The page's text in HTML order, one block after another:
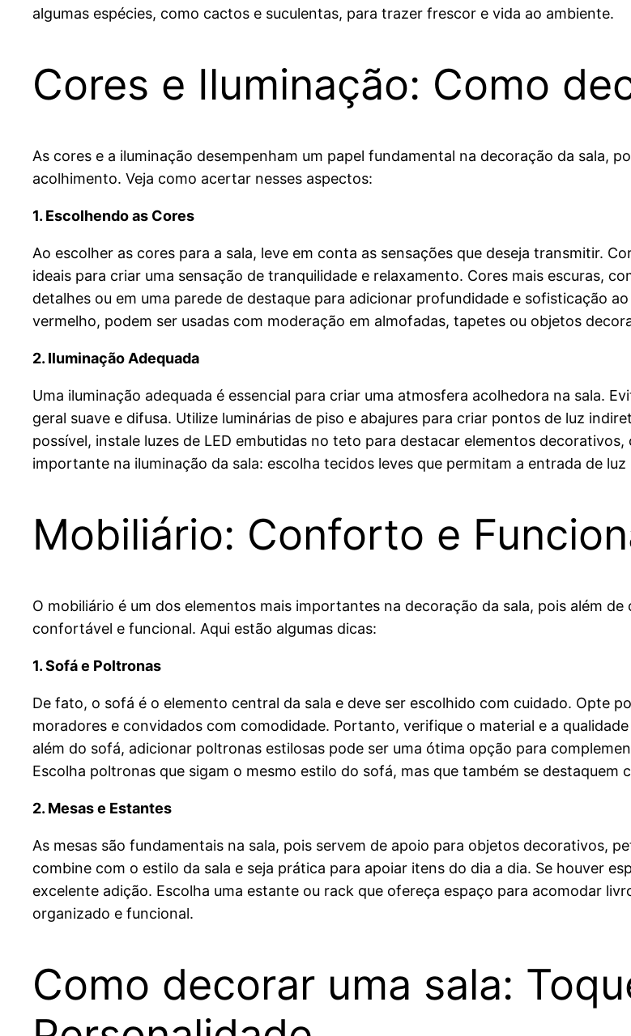
algumas espécies, como cactos e suculentas, para trazer frescor e vida ao ambiente.
Cores e Iluminação: Como
As cores e a iluminação desempenham um papel fundamental na decoração da sala,
acolhimento. Veja como acertar nesses aspectos:
1. Escolhendo as Cores
Ao escolher as cores para a sala, leve em conta as sensações que deseja transmitir.
ideais para criar uma sensação de tranquilidade e relaxamento. Cores mais escuras,
detalhes ou em uma parede de destaque para adicionar profundidade e sofisticação
vermelho, podem ser usadas com moderação em almofadas, tapetes ou objetos
2. Iluminação Adequada
Uma iluminação adequada é essencial para criar uma atmosfera acolhedora na sala.
geral suave e difusa. Utilize luminárias de piso e abajures para criar pontos de luz
possível, instale luzes de LED embutidas no teto para destacar elementos
importante na iluminação da sala: escolha tecidos leves que permitam a entrada de
Mobiliário: Conforto e
O mobiliário é um dos elementos mais importantes na decoração da sala, pois além
confortável e funcional. Aqui estão algumas dicas:
1. Sofá e Poltronas
De fato, o sofá é o elemento central da sala e deve ser escolhido com cuidado. Opte
moradores e convidados com comodidade. Portanto, verifique o material e a
além do sofá, adicionar poltronas estilosas pode ser uma ótima opção para
Escolha poltronas que sigam o mesmo estilo do sofá, mas que também se destaquem
2. Mesas e Estantes
As mesas são fundamentais na sala, pois servem de apoio para objetos decorativos,
combine com o estilo da sala e seja prática para apoiar itens do dia a dia. Se houver
excelente adição. Escolha uma estante ou rack que ofereça espaço para acomodar
organizado e funcional.
Como decorar uma sala: